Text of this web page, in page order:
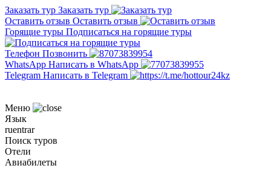
Заказать тур Заказать тур
Оставить отзыв Оставить отзыв
Горящие туры Подписаться на горящие туры
Телефон Позвонить
WhatsApp Написать в WhatsApp
Telegram Написать в Telegram
Меню
Язык
ruentrar
Поиск туров
Отели
Авиабилеты